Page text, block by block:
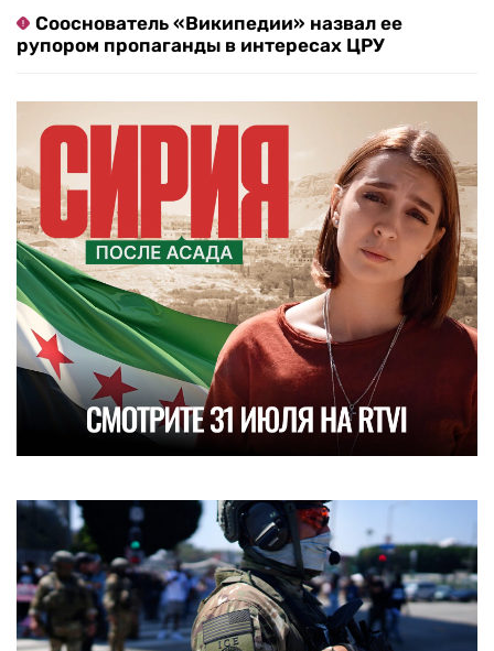
Сооснователь «Википедии» назвал ее
рупором пропаганды в интересах ЦРУ